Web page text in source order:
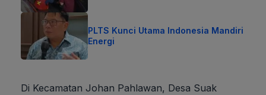
PLTS Kunci Utama Indonesia Mandiri
Energi
Di Kecamatan Johan Pahlawan, Desa Suak